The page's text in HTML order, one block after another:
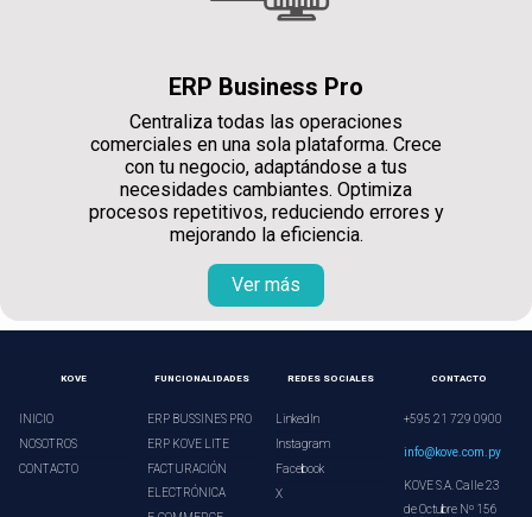
ERP Business Pro
Centraliza todas las operaciones
comerciales en una sola plataforma. Crece
con tu negocio, adaptándose a tus
necesidades cambiantes. Optimiza
procesos repetitivos, reduciendo errores y
mejorando la eficiencia.
Ver más
KOVE
INICIO
NOSOTROS
CONTACTO
FUNCIONALIDADES
ERP BUSSINES PRO
ERP KOVE LITE
FACTURACIÓN
ELECTRÓNICA
REDES SOCIALES
LinkedIn
Instagram
Facebook
X
CONTACTO
+595 21 729 0900
info@kove.com.py
KOVE S.A. Calle 23
de Octubre Nº 156